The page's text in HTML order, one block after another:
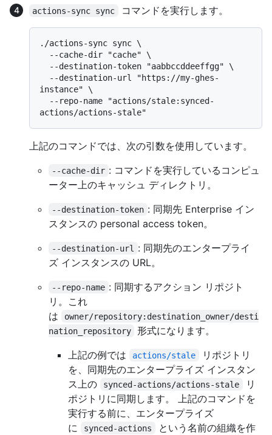
actions-sync sync コマンドを実行します。
./actions-sync sync \
instance" \
上記のコマンドでは、次の引数を使用しています。
--cache-dir : コマンドを実行しているコンピュ
ーター上のキャッシュ ディレクトリ。
--destination-token : 同期先 Enterprise イン
スタンスの personal access token。
--destination-url
: 同期先のエンタープライ
ズ インスタンスの URL。
--repo-name : 同期するアクション リポジト
リ。これ
は
owner/repository:destination_owner/desti
nation_repository
形式になります。
上記の例では
actions/stale
リポジトリ
を、同期先のエンタープライズ インスタン
ス上の
synced-actions/actions-stale
リ
ポジトリに同期します。 上記のコマンドを
実行する前に、エンタープライズ
に
synced-actions
という名前の組織を作